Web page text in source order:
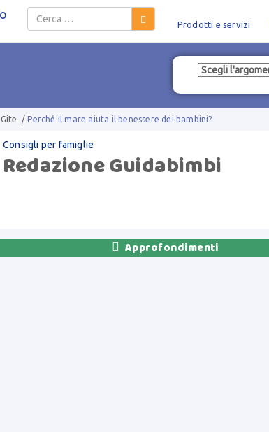
Salta al contenuto
Prodotti e servizi
Gite /Perché il mare aiuta il benessere dei bambini?
Consigli per famiglie
Redazione Guidabimbi
 Approfondimenti